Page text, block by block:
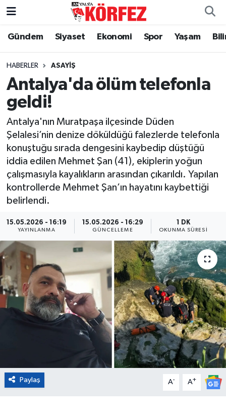
Gündem Siyaset Ekonomi Spor Yaşam
HABERLER ASAYIŞ
Antalya'da ölüm telefonla
geldi!
Antalya'nın Muratpaşa ilçesinde Düden
Şelalesi’nin denize döküldüğü falezlerde telefonla
konuştuğu sırada dengesini kaybedip düştüğü
iddia edilen Mehmet Şan (41), ekiplerin yoğun
çalışmasıyla kayalıkların arasından çıkarıldı. Yapılan
kontrollerde Mehmet Şan’ın hayatını kaybettiği
belirlendi.
15.05.2026 - 16:19
YAYINLANMA
15.05.2026 - 16:29
GÜNCELLEME
1 DK
OKUNMA SÜRESI
Paylaş A- A+
Gündem
Siyaset
Yerel Yönetim
Yaşam
Asayiş
Dünya
Eğitim
Sağlık
Magazin
Turizm
Kültür ve Sanat
Nöbetçi Eczaneler
Hava Durumu
Trafik Durumu
Son Dakika Haberleri
Haber Arşivi